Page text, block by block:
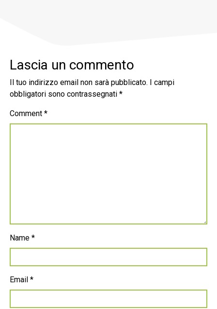
Lascia un commento
Il tuo indirizzo email non sarà pubblicato.
I campi
obbligatori sono contrassegnati *
Comment *
Name *
Email *